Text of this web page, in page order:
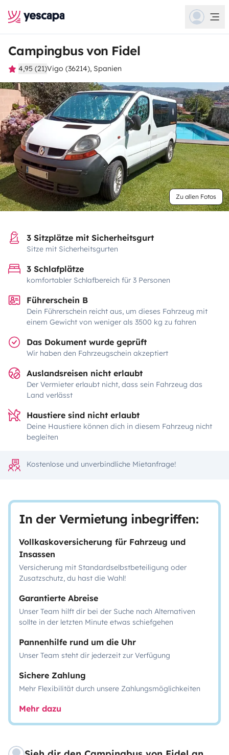
Campingbus von Fidel
4,95 (21)Vigo (36214), Spanien
Zu allen Fotos
3 Sitzplätze mit Sicherheitsgurt
Sitze mit Sicherheitsgurten
3 Schlafplätze
komfortabler Schlafbereich für 3 Personen
Führerschein B
Dein Führerschein reicht aus, um dieses Fahrzeug mit
einem Gewicht von weniger als 3500 kg zu fahren
Das Dokument wurde geprüft
Wir haben den Fahrzeugschein akzeptiert
Auslandsreisen nicht erlaubt
Der Vermieter erlaubt nicht, dass sein Fahrzeug das
Land verlässt
Haustiere sind nicht erlaubt
Deine Haustiere können dich in diesem Fahrzeug nicht
begleiten
Kostenlose und unverbindliche Mietanfrage!
In der Vermietung inbegriffen:
Vollkaskoversicherung für Fahrzeug und
Insassen
Versicherung mit Standardselbstbeteiligung oder
Zusatzschutz, du hast die Wahl!
Garantierte Abreise
Unser Team hilft dir bei der Suche nach Alternativen
sollte in der letzten Minute etwas schiefgehen
Pannenhilfe rund um die Uhr
Unser Team steht dir jederzeit zur Verfügung
Sichere Zahlung
Mehr Flexibilität durch unsere Zahlungsmöglichkeiten
Mehr dazu